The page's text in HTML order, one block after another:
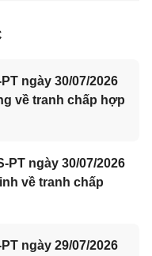
ngày 30/07/2026
về tranh chấp hợp
PT ngày 30/07/2026
về tranh chấp
ngày 29/07/2026